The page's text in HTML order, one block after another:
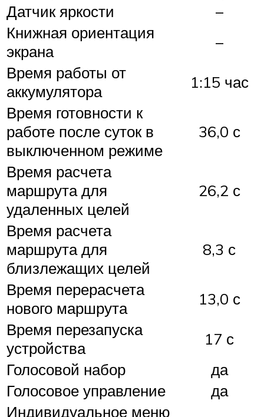
Датчик яркости
–
Книжная ориентация
экрана
–
Время работы от
аккумулятора
1:15 час
Время готовности к
работе после суток в
выключенном режиме
36,0 с
Время расчета
маршрута для
удаленных целей
26,2 с
Время расчета
маршрута для
близлежащих целей
8,3 с
Время перерасчета
нового маршрута
13,0 с
Время перезапуска
устройства
17 с
Голосовой набор
да
Голосовое управление
да
Индивидуальное меню